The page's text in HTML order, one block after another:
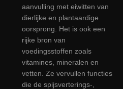
aanvulling met eiwitten van
dierlijke en plantaardige
oorsprong. Het is ook een
rijke bron van
voedingsstoffen zoals
vitamines, mineralen en
vetten. Ze vervullen functies
die de spijsverterings-,